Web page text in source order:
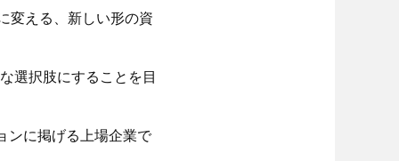
変える、新しい形の資
選択肢にすることを目
ンに掲げる上場企業で